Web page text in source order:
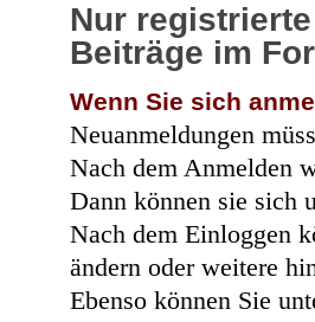
Nur
Beiträge im
Wenn Sie sich
Neuanmeldungen
Nach dem Anmelden
Dann können sie sich
Nach dem Einloggen
ändern oder weitere
Ebenso können Sie